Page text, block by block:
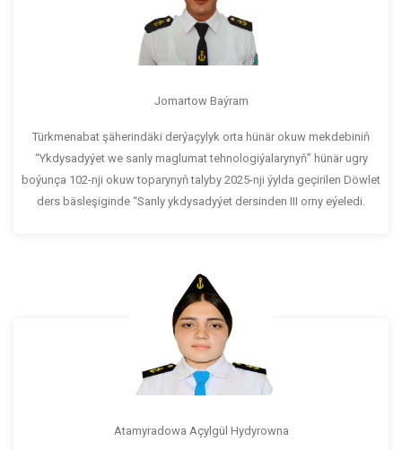
Jomartow Baýram
Türkmenabat şäherindäki derýaçylyk orta hünär okuw mekdebiniň
“Ykdysadyýet we sanly maglumat tehnologiýalarynyň” hünär ugry
boýunça 102-nji okuw toparynyň talyby 2025-nji ýylda geçirilen Döwlet
ders bäsleşiginde “Sanly ykdysadyýet dersinden III orny eýeledi.
Atamyradowa Açylgül Hydyrowna